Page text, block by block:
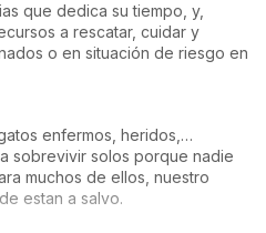
que dedica su tiempo, y,
a rescatar, cuidar y
o en situación de riesgo en
enfermos, heridos,…
sobrevivir solos porque nadie
muchos de ellos, nuestro
estan a salvo.